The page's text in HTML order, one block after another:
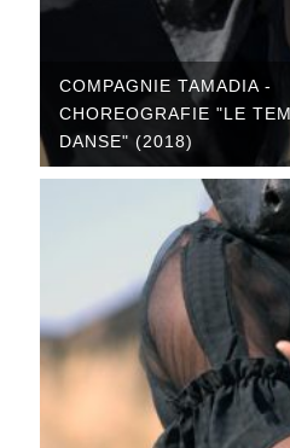
COMPAGNIE TAMADIA -
CHOREOGRAFIE "LE
DANSE" (2018)